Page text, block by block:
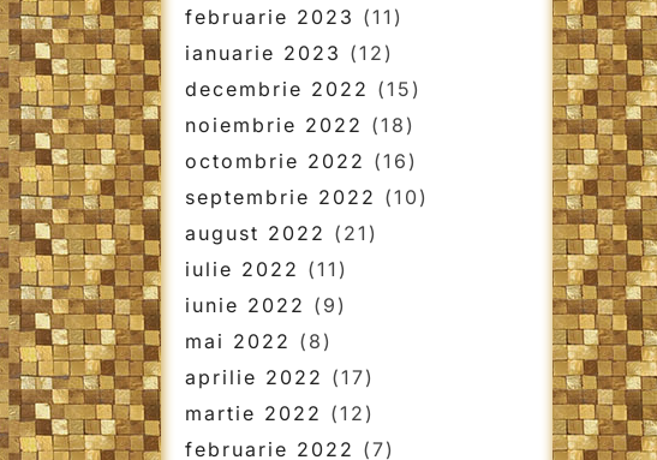
februarie 2023 (11)
ianuarie 2023 (12)
decembrie 2022 (15)
noiembrie 2022 (18)
octombrie 2022 (16)
septembrie 2022 (10)
august 2022 (21)
iulie 2022 (11)
iunie 2022 (9)
mai 2022 (8)
aprilie 2022 (17)
martie 2022 (12)
februarie 2022 (7)